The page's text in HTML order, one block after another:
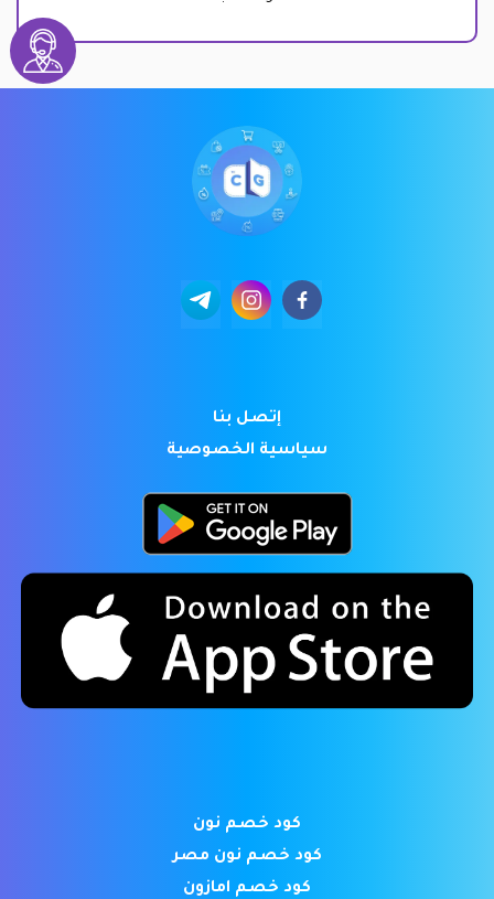
إتصل بنا
سياسية الخصوصية
كود خصم نون
كود خصم نون مصر
كود خصم امازون